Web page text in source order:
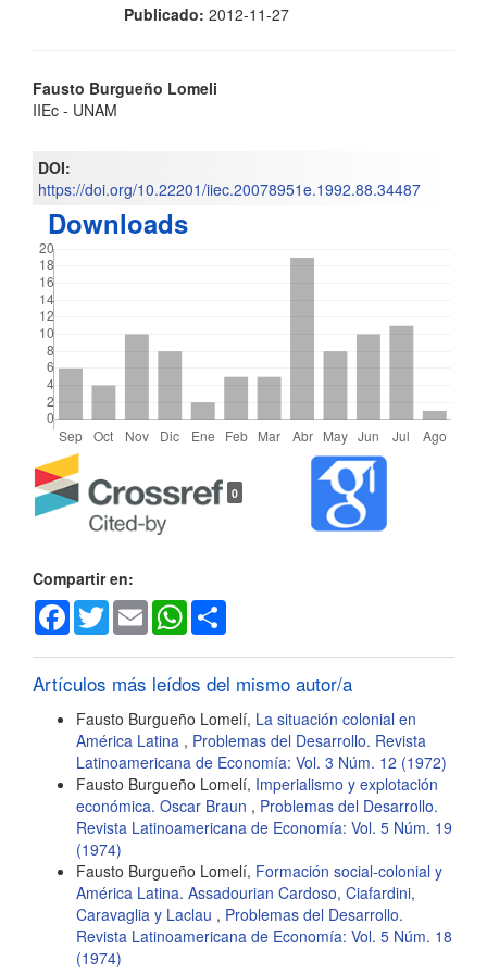
Publicado: 2012-11-27
Contenido
del
artículo
Fausto Burgueño Lomeli
IIEc - UNAM
DOI:
https://doi.org/10.22201/iiec.20078951e.1992.88.34487
Downloads
Detalles
del
artículo
0
Compartir en:
Facebook
Twitter Email WhatsApp
Artículos más leídos del mismo autor/a
Fausto Burgueño Lomelí, La situación colonial en
América Latina , Problemas del Desarrollo. Revista
Latinoamericana de Economía: Vol. 3 Núm. 12 (1972)
Fausto Burgueño Lomelí, Imperialismo y explotación
económica. Oscar Braun , Problemas del Desarrollo.
Revista Latinoamericana de Economía: Vol. 5 Núm. 19
(1974)
Fausto Burgueño Lomelí, Formación social-colonial y
América Latina. Assadourian Cardoso, Ciafardini,
Caravaglia y Laclau , Problemas del Desarrollo.
Revista Latinoamericana de Economía: Vol. 5 Núm. 18
(1974)